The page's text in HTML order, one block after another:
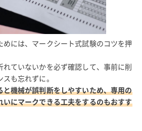
には、マークシート式試験のコツを押
ていないかを必ず確認して、事前に削
も忘れずに。
機械が誤判断をしやすいため、専用の
にマークできる工夫をするのもおすす